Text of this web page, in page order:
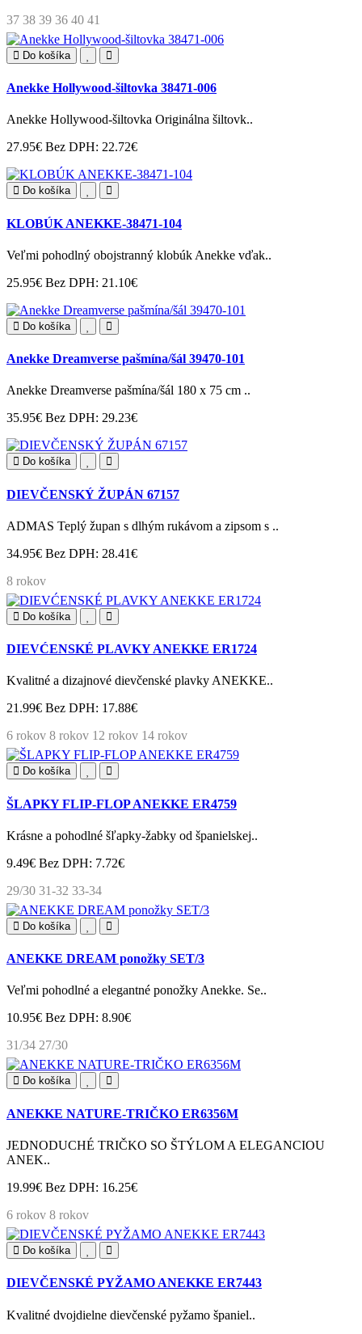
37 38 39 36 40 41
Do košíka
Anekke Hollywood-šiltovka 38471-006
Anekke Hollywood-šiltovka Originálna šiltovk..
27.95€ Bez DPH: 22.72€
Do košíka
KLOBÚK ANEKKE-38471-104
Veľmi pohodlný obojstranný klobúk Anekke vďak..
25.95€ Bez DPH: 21.10€
Do košíka
Anekke Dreamverse pašmína/šál 39470-101
Anekke Dreamverse pašmína/šál 180 x 75 cm ..
35.95€ Bez DPH: 29.23€
Do košíka
DIEVČENSKÝ ŽUPÁN 67157
ADMAS Teplý župan s dlhým rukávom a zipsom s ..
34.95€ Bez DPH: 28.41€
8 rokov
Do košíka
DIEVĆENSKÉ PLAVKY ANEKKE ER1724
Kvalitné a dizajnové dievčenské plavky ANEKKE..
21.99€ Bez DPH: 17.88€
6 rokov 8 rokov 12 rokov 14 rokov
Do košíka
ŠLAPKY FLIP-FLOP ANEKKE ER4759
Krásne a pohodlné šľapky-žabky od španielskej..
9.49€ Bez DPH: 7.72€
29/30 31-32 33-34
Do košíka
ANEKKE DREAM ponožky SET/3
Veľmi pohodlné a elegantné ponožky Anekke. Se..
10.95€ Bez DPH: 8.90€
31/34 27/30
Do košíka
ANEKKE NATURE-TRIČKO ER6356M
JEDNODUCHÉ TRIČKO SO ŠTÝLOM A ELEGANCIOU
ANEK..
19.99€ Bez DPH: 16.25€
6 rokov 8 rokov
Do košíka
DIEVČENSKÉ PYŽAMO ANEKKE ER7443
Kvalitné dvojdielne dievčenské pyžamo španiel..